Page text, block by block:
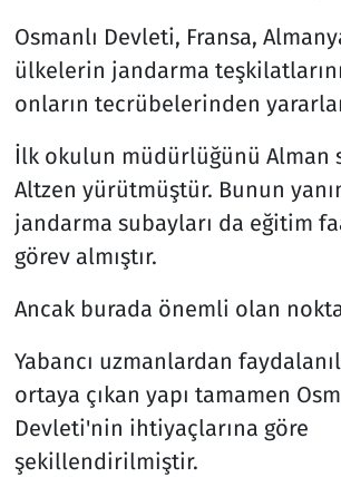
Osmanlı Devleti, Fransa,
ülkelerin jandarma
onların tecrübelerinden
İlk okulun müdürlüğünü Alman
Altzen yürütmüştür. Bunun
jandarma subayları da eğitim
görev almıştır.
Ancak burada önemli olan
Yabancı uzmanlardan
ortaya çıkan yapı tamamen
Devleti'nin ihtiyaçlarına göre
şekillendirilmiştir.